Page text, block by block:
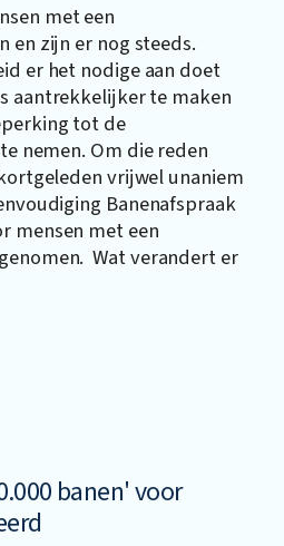
met een
en zijn er nog steeds.
er het nodige aan doet
aantrekkelijker te maken
tot de
nemen. Om die reden
vrijwel unaniem
Banenafspraak
mensen met een
Wat verandert er
banen' voor